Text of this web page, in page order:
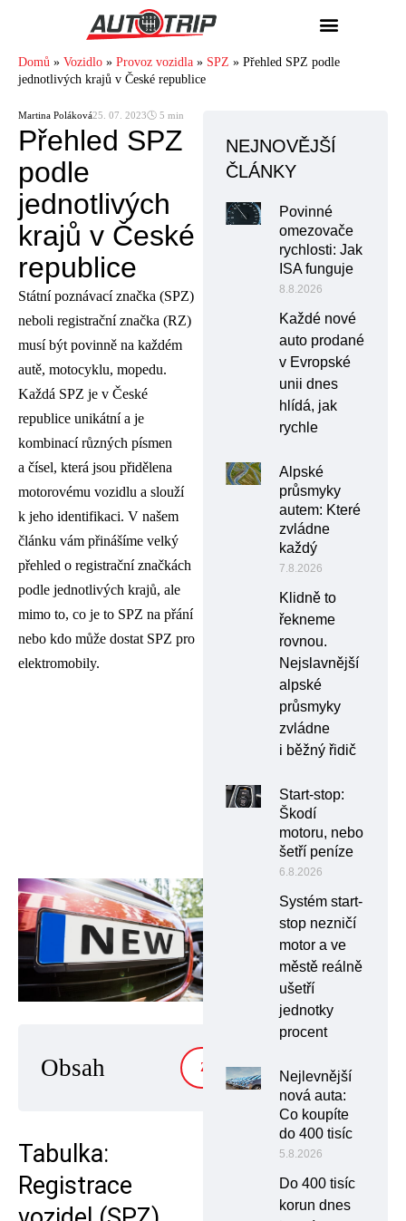
Domů » Vozidlo » Provoz vozidla » SPZ » Přehled SPZ podle
jednotlivých krajů v České republice
Martina Poláková25. 07. 2023🕓 5 min
Přehled SPZ
podle
jednotlivých
krajů v České
republice
Státní poznávací značka (SPZ)
neboli registrační značka (RZ)
musí být povinně na každém
autě, motocyklu, mopedu.
Každá SPZ je v České
republice unikátní a je
kombinací různých písmen
a čísel, která jsou přidělena
motorovému vozidlu a slouží
k jeho identifikaci. V našem
článku vám přinášíme velký
přehled o registrační značkách
podle jednotlivých krajů, ale
mimo to, co je to SPZ na přání
nebo kdo může dostat SPZ pro
elektromobily.
Obsah ZOBRAZIT
Tabulka:
Registrace
NEJNOVĚJŠÍ
ČLÁNKY
Povinné
omezovače
rychlosti: Jak
ISA funguje
8.8.2026
Každé nové
auto prodané
v Evropské
unii dnes
hlídá, jak
rychle
Alpské
průsmyky
autem: Které
zvládne
každý
7.8.2026
Klidně to
řekneme
rovnou.
Nejslavnější
alpské
průsmyky
zvládne
i běžný řidič
Start-stop:
Škodí
motoru, nebo
šetří peníze
6.8.2026
Systém start-
stop nezničí
motor a ve
městě reálně
ušetří
jednotky
procent
Nejlevnější
nová auta:
Co koupíte
do 400 tisíc
5.8.2026
Do 400 tisíc
korun dnes